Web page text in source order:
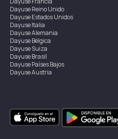
DayuseReino Unido
DayuseEstados Unidos
DayuseItalia
DayuseAlemania
DayuseBélgica
DayuseSuiza
DayuseBrasil
DayusePaíses Bajos
DayuseAustria
DayuseSingapur
DayuseSuecia
DayuseTailandia